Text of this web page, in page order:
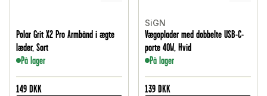
Polar Grit X2 Pro Armbånd i ægte
læder, Sort
På lager
149 DKK
SiGN
Vægoplader med dobbelte USB-C-
porte 40W, Hvid
På lager
139 DKK